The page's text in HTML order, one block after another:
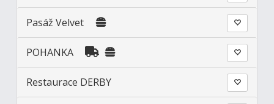
Pasáž Velvet
POHANKA
Restaurace DERBY